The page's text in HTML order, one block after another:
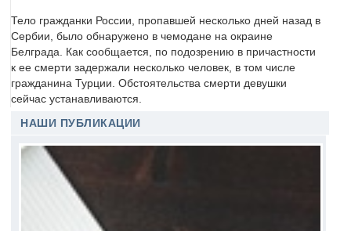
Тело гражданки России, пропавшей несколько дней назад в
Сербии, было обнаружено в чемодане на окраине
Белграда. Как сообщается, по подозрению в причастности
к ее смерти задержали несколько человек, в том числе
гражданина Турции. Обстоятельства смерти девушки
сейчас устанавливаются.
НАШИ ПУБЛИКАЦИИ